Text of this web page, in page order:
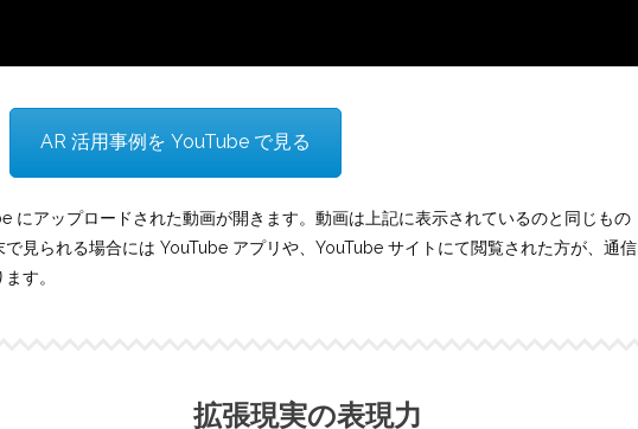
AR 活用事例を YouTube で見る
にアップロードされた動画が開きます。動画は上記に表示されているのと同じもの
見られる場合には YouTube アプリや、YouTube サイトにて閲覧された方が、通信
す。
拡張現実の表現力